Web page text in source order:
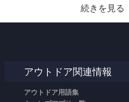
続きを見る
アウトドア関連情報
アウトドア用語集